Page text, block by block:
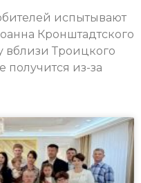
испытывают
Кронштадтского
вблизи Троицкого
получится из-за